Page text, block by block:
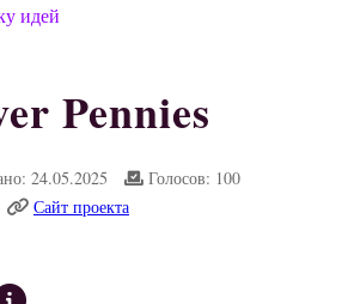
идей
Pennies
24.05.2025
Голосов: 100
Сайт проекта